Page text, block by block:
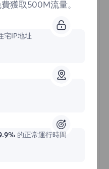
/天
獲取500M流量。
宅IP地址
的正常運行時間